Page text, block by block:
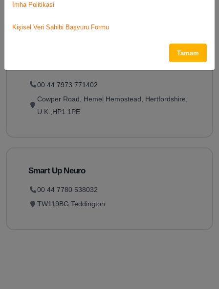
founder of a unique specialised sensory Yoga
00 44 7973 771402
Cowper Road, Hemel Hempstead, Hertfordshire,
U.K.,HP1 1PE
Smart Up Neuro
00 44 7780 538032
TW119BG Teddington
İmha Politikasi
Kişisel Veri Sahibi Başvuru Formu
Tamam